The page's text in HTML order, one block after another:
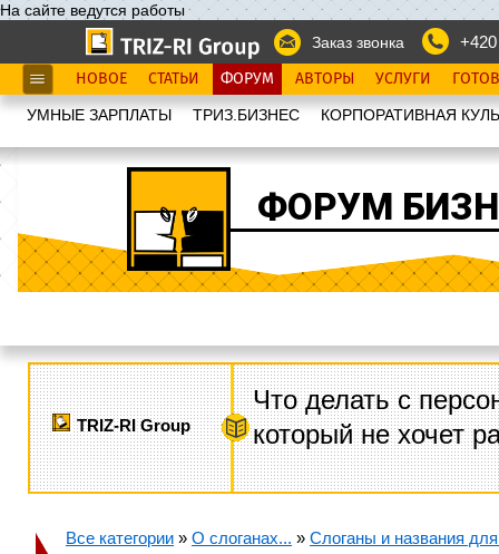
На сайте ведутся работы
Заказ звонка
НОВОЕ СТАТЬИ ФОРУМ АВТОРЫ УСЛУГИ
УМНЫЕ ЗАРПЛАТЫ ТРИЗ.БИЗНЕС КОРПОРАТИВНАЯ
ФОРУМ
TRIZ-RI Group
Что делать с
который не хочет
Все категории » О слоганах... » Слоганы и названия